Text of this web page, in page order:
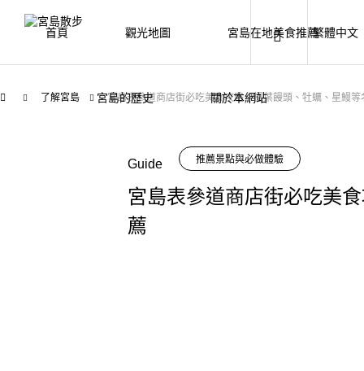
首頁 觀光地圖 宮島在地美食推薦
宮島的歷史 關於本網站
繁體中文
了解宮島 宮島表參道商店街必吃美食攻略｜楓葉饅頭、牡蠣、星鰻等
Guide 推薦景點與必做體驗
宮島表參道商店街必吃美
薦